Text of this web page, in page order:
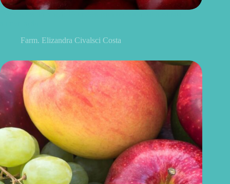
Farm. Elizandra Civalsci Costa